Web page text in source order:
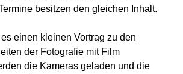
besitzen den gleichen Inhalt.
einen kleinen Vortrag zu den
der Fotografie mit Film
die Kameras geladen und die